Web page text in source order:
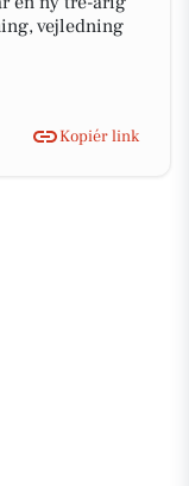
vejledning
Kopiér link